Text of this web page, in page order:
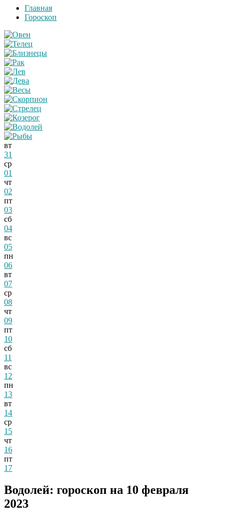
Главная
Гороскоп
вт
31
ср
01
чт
02
пт
03
сб
04
вс
05
пн
06
вт
07
ср
08
чт
09
пт
10
сб
11
вс
12
пн
13
вт
14
ср
15
чт
16
пт
17
Водолей: гороскоп на 10 февраля
2023